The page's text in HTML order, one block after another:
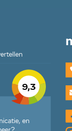
9,3
en